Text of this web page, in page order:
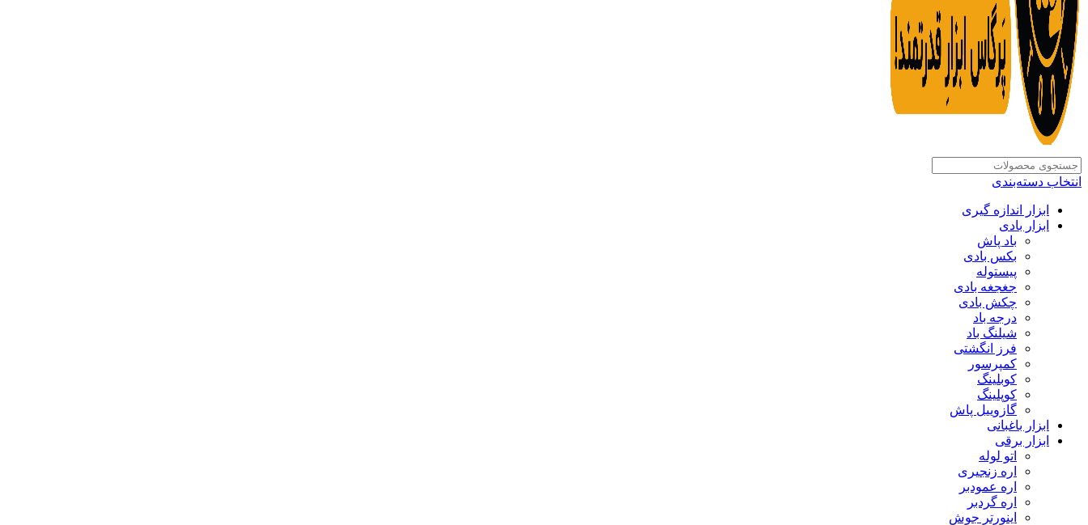
انتخاب دسته‌بندی
ابزار اندازه گیری
ابزار بادی
باد پاش
بکس بادی
پیستوله
جغجغه بادی
چکش بادی
درجه باد
شیلنگ باد
فرز انگشتی
کمپرسور
کوبلینگ
کوپلینگ
گازوییل پاش
ابزار باغبانی
ابزار برقی
اتو لوله
اره زنجیری
اره عمودبر
اره گردبر
اینورتر جوش